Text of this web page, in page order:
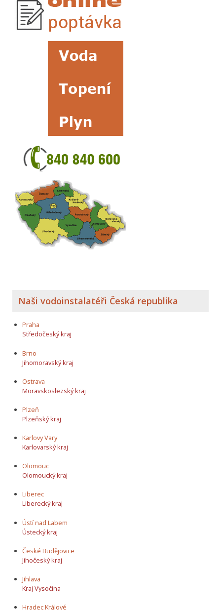
Naši vodoinstalatéři Česká republika
Praha
Středočeský kraj
Brno
Jihomoravský kraj
Ostrava
Moravskoslezský kraj
Plzeň
Plzeňský kraj
Karlovy Vary
Karlovarský kraj
Olomouc
Olomoucký kraj
Liberec
Liberecký kraj
Ústí nad Labem
Ústecký kraj
České Budějovice
Jihočeský kraj
Jihlava
Kraj Vysočina
Hradec Králové